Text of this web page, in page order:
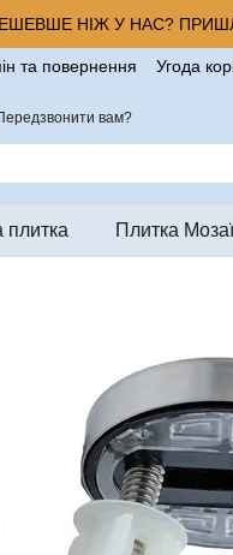
НІЖ У НАС?
та повернення Угода
вам?
плитка Плитка